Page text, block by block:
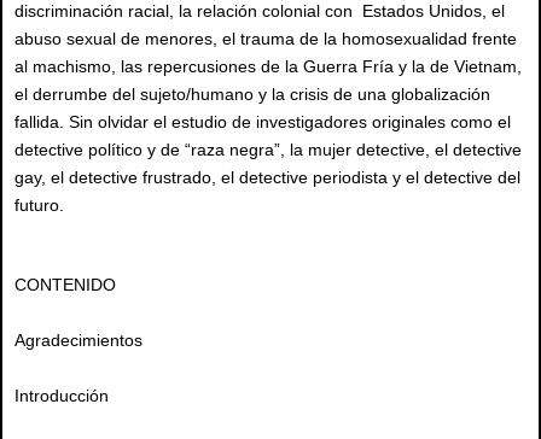
discriminación racial, la relación colonial con Estados Unidos, el
abuso sexual de menores, el trauma de la homosexualidad frente
al machismo, las repercusiones de la Guerra Fría y la de Vietnam,
el derrumbe del sujeto/humano y la crisis de una globalización
fallida. Sin olvidar el estudio de investigadores originales como el
detective político y de “raza negra”, la mujer detective, el detective
gay, el detective frustrado, el detective periodista y el detective del
futuro.
CONTENIDO
Agradecimientos
Introducción